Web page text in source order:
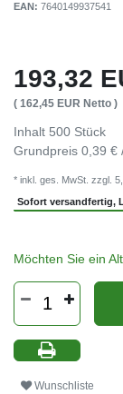
EAN: 7640149937541
193,32
( 162,45 EUR Netto )
Inhalt 500 Stück
Grundpreis 0,39 €
* inkl. ges. MwSt. zzgl.
Sofort versandfertig,
Möchten Sie ein
Wunschliste